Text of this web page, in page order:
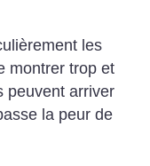
les
montrer trop et
peuvent arriver
la peur de